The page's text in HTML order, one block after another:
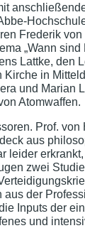
Frederik
„Wann sind
Lattke, den
in
und Marian
Atomwaffen.
Prof. von
aus
leider
zwei
aus der
Inputs der
und